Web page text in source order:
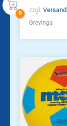
zzgl.
Grevinga